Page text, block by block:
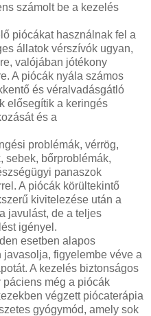
számolt be a kezelés
piócákat használnak fel a
állatok vérszívók ugyan,
valójában jótékony
A piócák nyála számos
és véralvadásgátló
elősegítik a keringés
és a
problémák, vérrög,
sebek, bőrproblémák,
panaszok
A piócák körültekintő
kivitelezése után a
javulást, de a teljes
igényel.
esetben alapos
figyelembe véve a
A kezelés biztonságos
még a piócák
végzett piócaterápia
gyógymód, amely sok